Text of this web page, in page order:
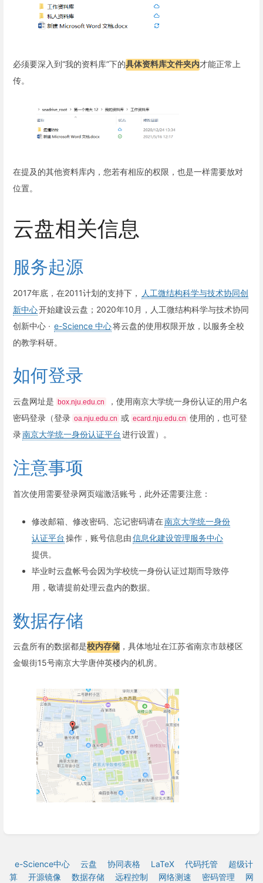
必须要深入到“我的资料库”下的具体资料库文件夹内才能正常上
传。
在提及的其他资料库内，您若有相应的权限，也是一样需要放对
位置。
云盘相关信息
服务起源
2017年底，在2011计划的支持下，
人工微结构科学与技术协同创
新中心开始建设云盘；2020年10月，人工微结构科学与技术协同
创新中心 · e-Science 中心将云盘的使用权限开放，以服务全校
的教学科研。
如何登录
云盘网址是 box.nju.edu.cn
，使用南京大学统一身份认证的用户名
密码登录（登录 oa.nju.edu.cn 或 ecard.nju.edu.cn 使用的，也可登
录南京大学统一身份认证平台进行设置）。
注意事项
首次使用需要登录网页端激活账号，此外还需要注意：
修改邮箱、修改密码、忘记密码请在南京大学统一身份
认证平台操作，账号信息由信息化建设管理服务中心
提供。
毕业时云盘帐号会因为学校统一身份认证过期而导致停
用，敬请提前处理云盘内的数据。
数据存储
云盘所有的数据都是校内存储 ，具体地址在江苏省南京市鼓楼区
金银街15号南京大学唐仲英楼内的机房。
e-Science中心 云盘 协同表格 LaTeX 代码托管
超级计
算
开源镜像 数据存储 远程控制 网络测速 密码管理 网